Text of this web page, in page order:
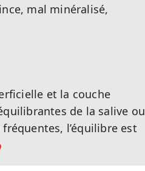
mal minéralisé,
et la couche
de la salive ou
l’équilibre est